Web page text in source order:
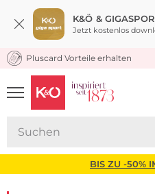
K&Ö &
Jetzt kostenlos
KOSTENLOSER
Pluscard Vorteile erhalten
UNSERE APP
CLICK &
BIS ZU -50%